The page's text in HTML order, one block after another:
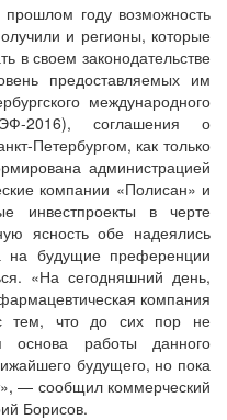
году возможность
и регионы, которые
в своем законодательстве
предоставляемых им
международного
2016), соглашения о
Петербургом, как только
администрацией
компании «Полисан» и
инвестпроекты в черте
ясность обе надеялись
на будущие преференции
«На сегодняшний день,
компания
тем, что до сих пор не
основа работы данного
будущего, но пока
— сообщил коммерческий
Борисов.